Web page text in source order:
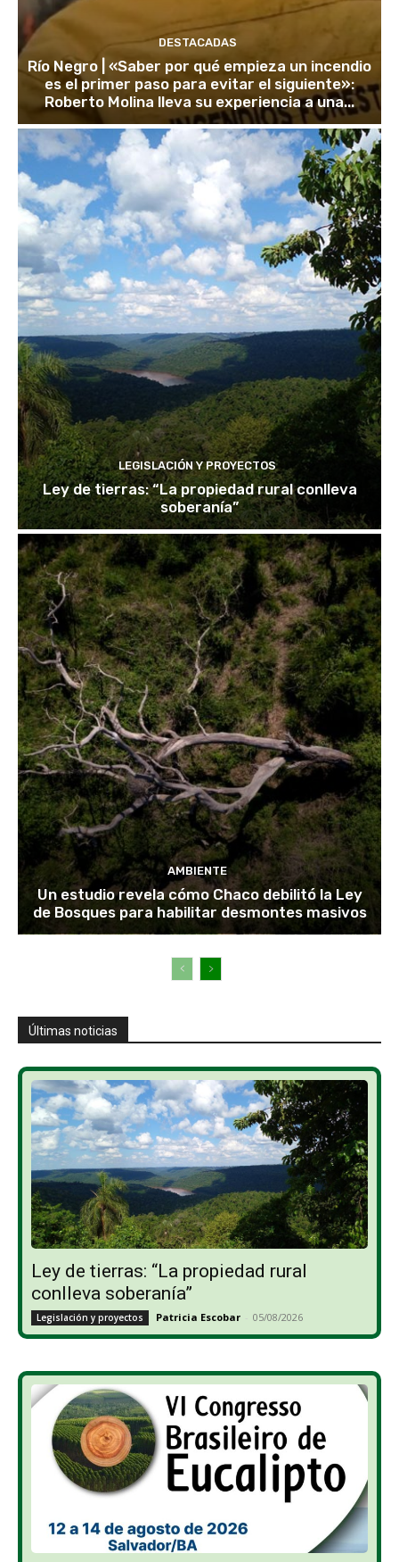
DESTACADAS
Río Negro | «Saber por qué empieza un incendio
es el primer paso para evitar el siguiente»:
Roberto Molina lleva su experiencia a una...
LEGISLACIÓN Y PROYECTOS
Ley de tierras: “La propiedad rural conlleva
soberanía”
AMBIENTE
Un estudio revela cómo Chaco debilitó la Ley
de Bosques para habilitar desmontes masivos
Últimas noticias
Ley de tierras: “La propiedad rural
conlleva soberanía”
Legislación y proyectos Patricia Escobar - 05/08/2026